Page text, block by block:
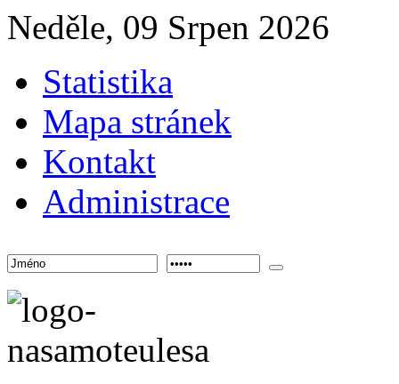
Neděle, 09 Srpen 2026
Statistika
Mapa stránek
Kontakt
Administrace